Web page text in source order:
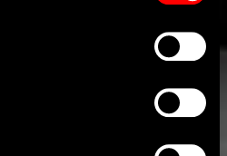
: Indem Sie
zulassen, willigen Sie
1 S. 1 Buchst. a DSGVO ein,
Europäischen Gerichtshof